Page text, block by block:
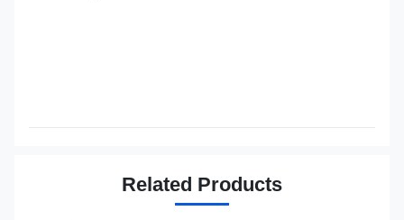
Related Products